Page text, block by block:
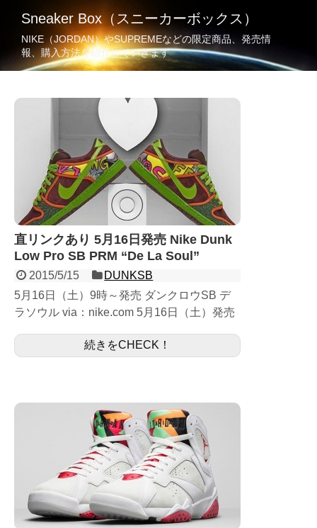
Sneaker Box（スニーカーボックス）
NIKE（JORDAN）やSUPREMEなどの限定商品、発売情
報、購入方法を紹介していきます
直リンクあり 5月16日発売 Nike Dunk
Low Pro SB PRM “De La Soul”
2015/5/15
DUNKSB
5月16日（土）9時～発売 ダンクロウSB デ
ラソウル via：nike.com 5月16日（土）発売
で、過去に出たロウカットをハイカットに...
続きをCHECK！